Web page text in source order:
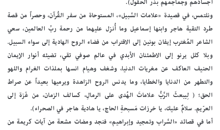
أجسادهم وجماجمهم بذر الحقول).
ونلتمس، في قصيدة «علامات السَّبيل»، المستوحاة من سفر القُرآن، وحصراً من قصة
طرد التقية هاجر وابنها إسماعيل وما أُنزل عليهما من رحمة ربِّ العالمين، سعي
الشاعر المُغترب إيفان بونين إلى الاقتراب من فضاء الروح الهادية إلى سواء السبيل.
وبلا كلل يرنو إلى الاطمئنان الأبدي في عالم صوفي تقي، تضيئه أنوار الإيمان
الحنيف العاكف عن مغريات الدنيا، وشغف وهيام انسها بملذات الغرام واللهو
والتطهر من الدنايا والخطايا، وما يدنس الروح الزاهدة ويرميها بعيداً عن صراط
الحق؛ ( لِيبعثَ الرَّبُّ علاماتَ الهُدى على الرمالِ، كسالف الزمان، من غَزة إلى
العرّيم. سلامٌ عليك، يا خرزات مَسبحةِ الحاج، يا هادية هاجر في الصحراء).
أما في قصائد «السَّراب وتمجيد وإبراهيم» فنجد ومضات مشعة من آيات كريمة من